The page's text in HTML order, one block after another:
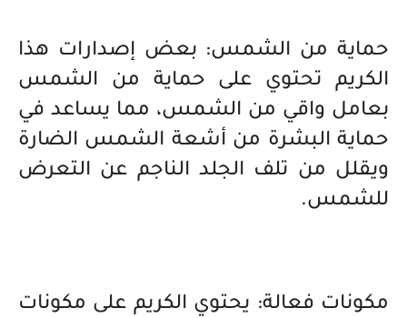
حماية من الشمس: بعض إصدارات هذا
الكريم تحتوي على حماية من الشمس
بعامل واقي من الشمس، مما يساعد في
حماية البشرة من أشعة الشمس الضارة
ويقلل من تلف الجلد الناجم عن التعرض
للشمس.
مكونات فعالة: يحتوي الكريم على مكونات